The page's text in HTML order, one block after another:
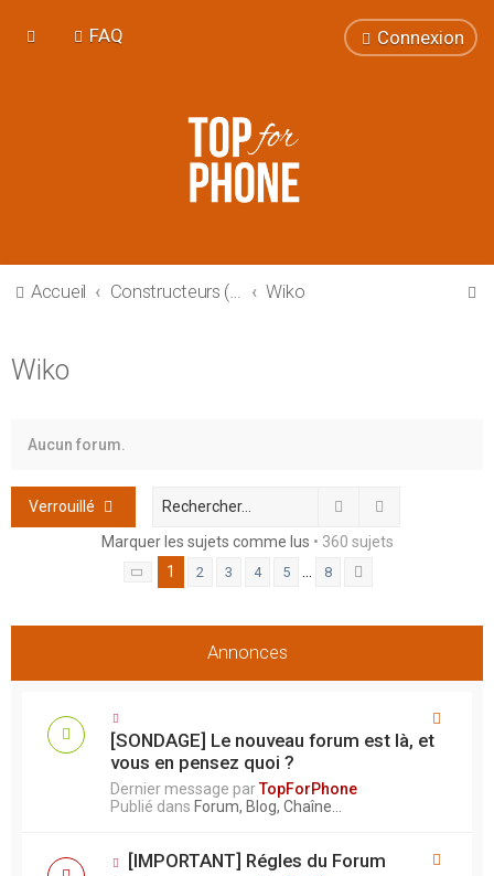
FAQ Connexion
Accueil Constructeurs (smartphones et tablettes) Wiko
Wiko
Aucun forum.
Verrouillé Rechercher
Marquer les sujets comme lus • 360 sujets
Page sur
1 2 3 4 5 8
Annonces
[SONDAGE] Le nouveau forum est là, et
vous en pensez quoi ?
Dernier message parTopForPhone
Publié dans Forum, Blog, Chaîne...
[IMPORTANT] Régles du Forum